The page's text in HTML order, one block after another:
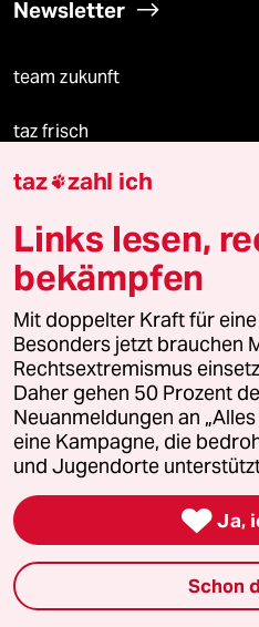
Newsletter
team zukunft
taz frisch
taz zahl ich
taz lab Infobrief
Veranstaltungen
Demnächst
Vor Ort
Live im Stream
Vergangene
taz zahl ich
Links lesen,
bekämpfen
Mit doppelter Kraft für
Besonders jetzt brauchen
Rechtsextremismus
Daher gehen 50 Prozent
Neuanmeldungen an
eine Kampagne, die
und Jugendorte
 Ja,
Schon